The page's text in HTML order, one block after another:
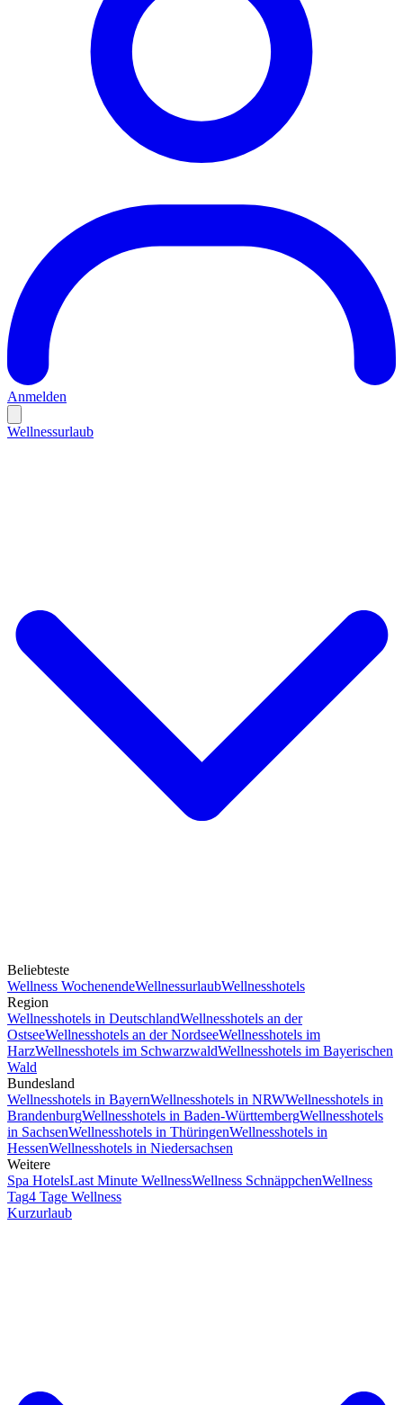
Anmelden
Wellnessurlaub
Beliebteste
Wellness WochenendeWellnessurlaubWellnesshotels
Region
Wellnesshotels in DeutschlandWellnesshotels an der
OstseeWellnesshotels an der NordseeWellnesshotels im
HarzWellnesshotels im SchwarzwaldWellnesshotels im Bayerischen
Wald
Bundesland
Wellnesshotels in BayernWellnesshotels in NRWWellnesshotels in
BrandenburgWellnesshotels in Baden-WürttembergWellnesshotels
in SachsenWellnesshotels in ThüringenWellnesshotels in
HessenWellnesshotels in Niedersachsen
Weitere
Spa HotelsLast Minute WellnessWellness SchnäppchenWellness
Tag4 Tage Wellness
Kurzurlaub